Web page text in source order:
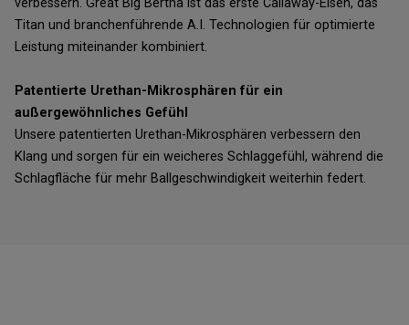
verbessern. Great Big Bertha ist das erste Callaway-Eisen, das
Titan und branchenführende A.I. Technologien für optimierte
Leistung miteinander kombiniert.
Patentierte Urethan-Mikrosphären für ein
außergewöhnliches Gefühl
Unsere patentierten Urethan-Mikrosphären verbessern den
Klang und sorgen für ein weicheres Schlaggefühl, während die
Schlagfläche für mehr Ballgeschwindigkeit weiterhin federt.